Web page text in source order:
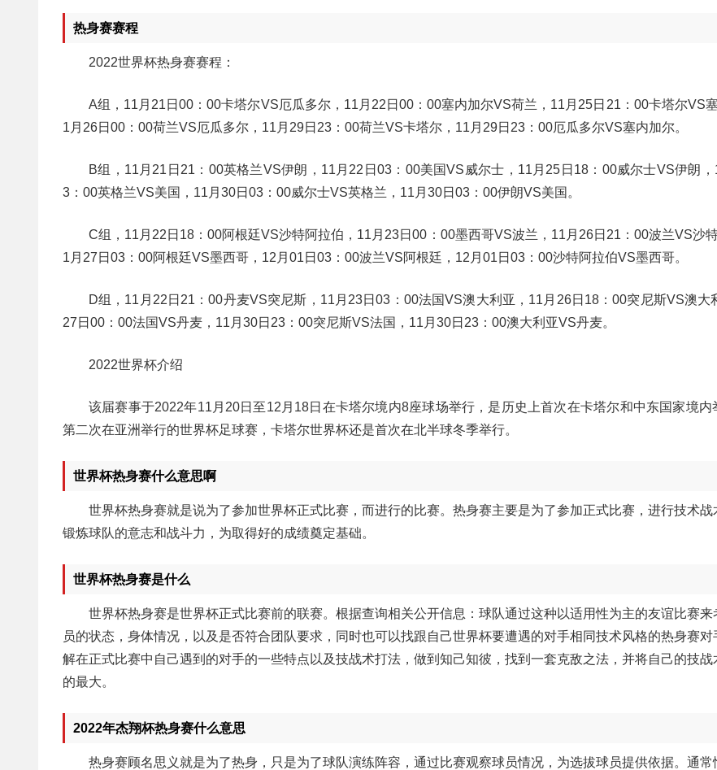
热身赛赛程
2022世界杯热身赛赛程：
A组，11月21日00：00卡塔尔VS厄瓜多尔，11月22日00：00塞内加尔VS荷兰，11月25日21：00卡塔尔VS
1月26日00：00荷兰VS厄瓜多尔，11月29日23：00荷兰VS卡塔尔，11月29日23：00厄瓜多尔VS塞内加尔。
B组，11月21日21：00英格兰VS伊朗，11月22日03：00美国VS威尔士，11月25日18：00威尔士VS伊朗
3：00英格兰VS美国，11月30日03：00威尔士VS英格兰，11月30日03：00伊朗VS美国。
C组，11月22日18：00阿根廷VS沙特阿拉伯，11月23日00：00墨西哥VS波兰，11月26日21：00波兰VS沙
1月27日03：00阿根廷VS墨西哥，12月01日03：00波兰VS阿根廷，12月01日03：00沙特阿拉伯VS墨西哥。
D组，11月22日21：00丹麦VS突尼斯，11月23日03：00法国VS澳大利亚，11月26日18：00突尼斯VS澳大
27日00：00法国VS丹麦，11月30日23：00突尼斯VS法国，11月30日23：00澳大利亚VS丹麦。
2022世界杯介绍
该届赛事于2022年11月20日至12月18日在卡塔尔境内8座球场举行，是历史上首次在卡塔尔和中东国家境内
第二次在亚洲举行的世界杯足球赛，卡塔尔世界杯还是首次在北半球冬季举行。
世界杯热身赛什么意思啊
世界杯热身赛就是说为了参加世界杯正式比赛，而进行的比赛。热身赛主要是为了参加正式比赛，进行技术战
锻炼球队的意志和战斗力，为取得好的成绩奠定基础。
世界杯热身赛是什么
世界杯热身赛是世界杯正式比赛前的联赛。根据查询相关公开信息：球队通过这种以适用性为主的友谊比赛来
员的状态，身体情况，以及是否符合团队要求，同时也可以找跟自己世界杯要遭遇的对手相同技术风格的热身赛对
解在正式比赛中自己遇到的对手的一些特点以及技战术打法，做到知己知彼，找到一套克敌之法，并将自己的技战
的最大。
2022年杰翔杯热身赛什么意思
热身赛顾名思义就是为了热身，只是为了球队演练阵容，通过比赛观察球员情况，为选拔球员提供依据。通常